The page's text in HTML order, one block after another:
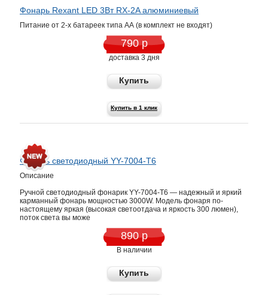
Фонарь Rexant LED 3Вт RX-2A алюминиевый
Питание от 2-х батареек типа АА (в комплект не входят)
790 р
доставка 3 дня
Купить
Купить в 1 клик
Фонарь светодиодный YY-7004-T6
Описание
Ручной светодиодный фонарик YY-7004-T6 — надежный и яркий
карманный фонарь мощностью 3000W. Модель фонаря по-
настоящему яркая (высокая светоотдача и яркость 300 люмен),
поток света вы може
890 р
В наличии
Купить